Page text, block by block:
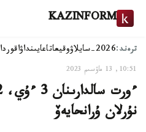
KAZINFORM
ترەند:2026-سايلاۋ وقيعاتاعايىنداۋاقوردا
10:51, 13 ماۋسىم 2023
نۇرلان ۇرانحايەۆ